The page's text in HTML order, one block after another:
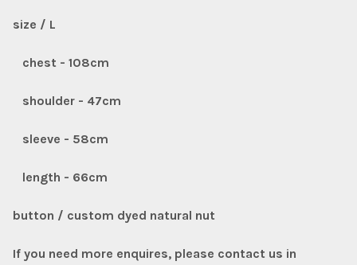
size / L
chest - 108cm
shoulder - 47cm
sleeve - 58cm
length - 66cm
button / custom dyed natural nut
If you need more enquires, please contact us in